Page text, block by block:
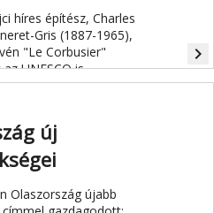
híres építész, Charles
Gris (1887-1965),
"Le Corbusier"
UNESCO is
navigate_next
új
Olaszország újabb